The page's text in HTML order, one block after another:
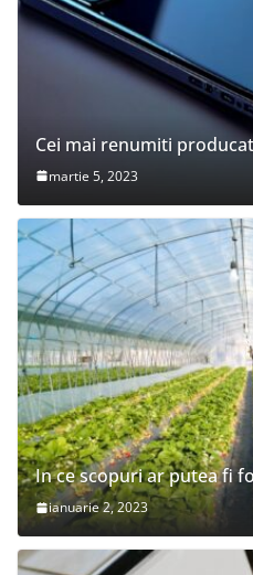
Cei mai renumiti
martie 5, 2023
In ce scopuri ar putea fi
ianuarie 2, 2023